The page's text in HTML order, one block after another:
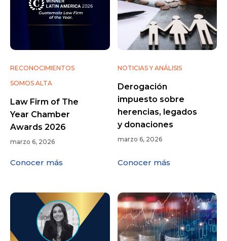
RECONOCIMIENTOS
SOMOS ALTA
Law Firm of The
Year Chamber
Awards 2026
marzo 6, 2026
Conocer más
NOTICIAS Y ANÁLISIS
Derogación
impuesto sobre
herencias, legados
y donaciones
marzo 6, 2026
Conocer más